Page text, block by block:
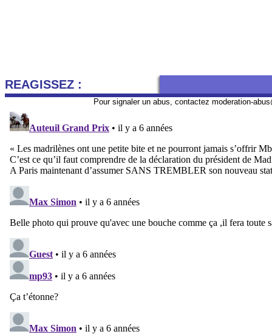
REAGISSEZ :
Pour signaler un abus, contactez moderation-